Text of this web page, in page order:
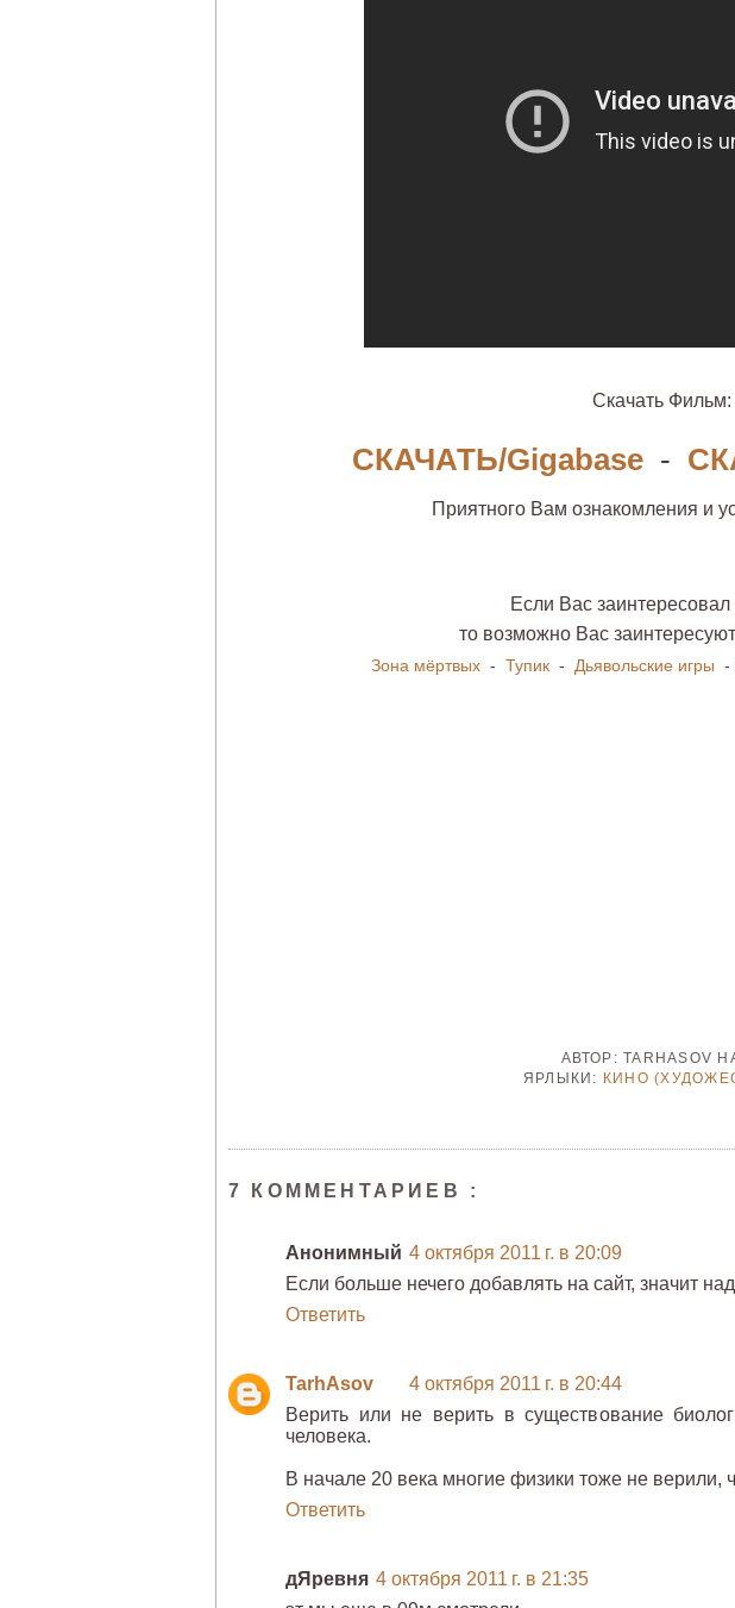
Скачать Фильм:
СКАЧАТЬ/Gigabase-
Приятного Вам ознакомления и
Если Вас
то возможно Вас
Зона мёртвых - Тупик - Дьявольские игры -
АВТОР:TARHASOV
ЯРЛЫКИ: КИНО
7 КОММЕНТАРИЕВ :
Анонимный 4 октября 2011 г. в 20:09
Если больше нечего добавлять на сайт, значит
Ответить
TarhAsov
4 октября 2011 г. в 20:44
Верить или не верить в существование
человека.
В начале 20 века многие физики тоже не верили,
Ответить
дЯревня 4 октября 2011 г. в 21:35